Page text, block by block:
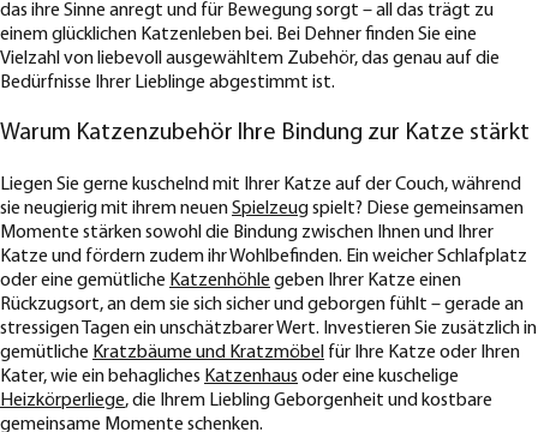
das ihre Sinne anregt und für Bewegung sorgt – all das trägt zu
einem glücklichen Katzenleben bei. Bei Dehner finden Sie eine
Vielzahl von liebevoll ausgewähltem Zubehör, das genau auf die
Bedürfnisse Ihrer Lieblinge abgestimmt ist.
Warum Katzenzubehör Ihre Bindung zur Katze stärkt
Liegen Sie gerne kuschelnd mit Ihrer Katze auf der Couch, während
sie neugierig mit ihrem neuenSpielzeugspielt? Diese gemeinsamen
Momente stärken sowohl die Bindung zwischen Ihnen und Ihrer
Katze und fördern zudem ihr Wohlbefinden. Ein weicher Schlafplatz
oder eine gemütliche Katzenhöhle geben Ihrer Katze einen
Rückzugsort, an dem sie sich sicher und geborgen fühlt – gerade an
stressigen Tagen ein unschätzbarer Wert. Investieren Sie zusätzlich in
gemütliche Kratzbäume und Kratzmöbel für Ihre Katze oder Ihren
Kater, wie ein behagliches Katzenhaus oder eine kuschelige
Heizkörperliege, die Ihrem Liebling Geborgenheit und kostbare
gemeinsame Momente schenken.